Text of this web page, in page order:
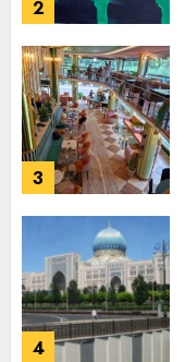
2
3
4